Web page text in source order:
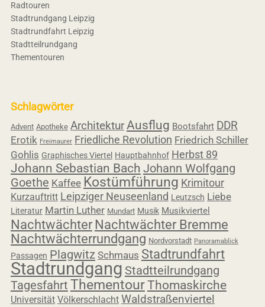
Radtouren
Stadtrundgang Leipzig
Stadtrundfahrt Leipzig
Stadtteilrundgang
Thementouren
Schlagwörter
Advent Apotheke ArchitekturAusflug Bootsfahrt DDR
Erotik Freimaurer Friedliche Revolution Friedrich Schiller
Gohlis Graphisches Viertel Hauptbahnhof Herbst 89
Johann Sebastian Bach Johann Wolfgang
Goethe Kaffee Kostümführung Krimitour
Kurzauftritt Leipziger Neuseenland Leutzsch Liebe
Literatur Martin Luther Mundart Musik Musikviertel
NachtwächterNachtwächter Bremme
Nachtwächterrundgang Nordvorstadt Panoramablick
Passagen Plagwitz Schmaus Stadtrundfahrt
Stadtrundgang Stadtteilrundgang
Tagesfahrt ThementourThomaskirche
Universität Völkerschlacht Waldstraßenviertel